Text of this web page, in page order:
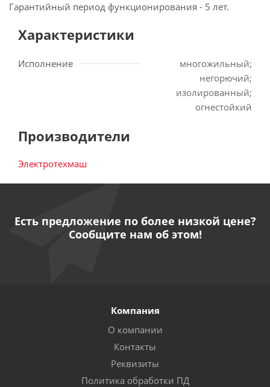
Гарантийный период функционирования - 5 лет.
Характеристики
Исполнение
многожильный;
негорючий;
изолированный;
огнестойкий
Производители
Электротехмаш
Есть предложение по более низкой цене?
Сообщите нам об этом!
Компания
О компании
Контакты
Реквизиты
Политика обработки ПД